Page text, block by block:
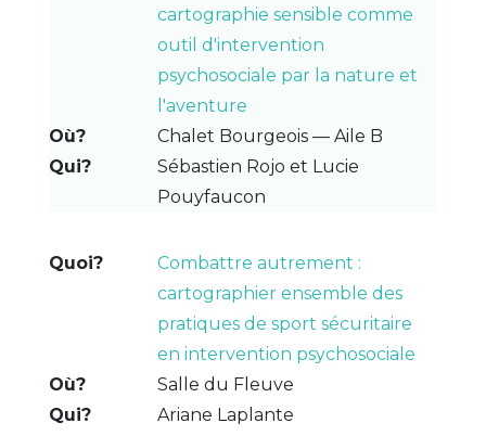
cartographie sensible comme
outil d'intervention
psychosociale par la nature et
l'aventure
Chalet Bourgeois — Aile B
Sébastien Rojo et Lucie
Pouyfaucon
Combattre autrement :
cartographier ensemble des
pratiques de sport sécuritaire
en intervention psychosociale
Salle du Fleuve
Ariane Laplante